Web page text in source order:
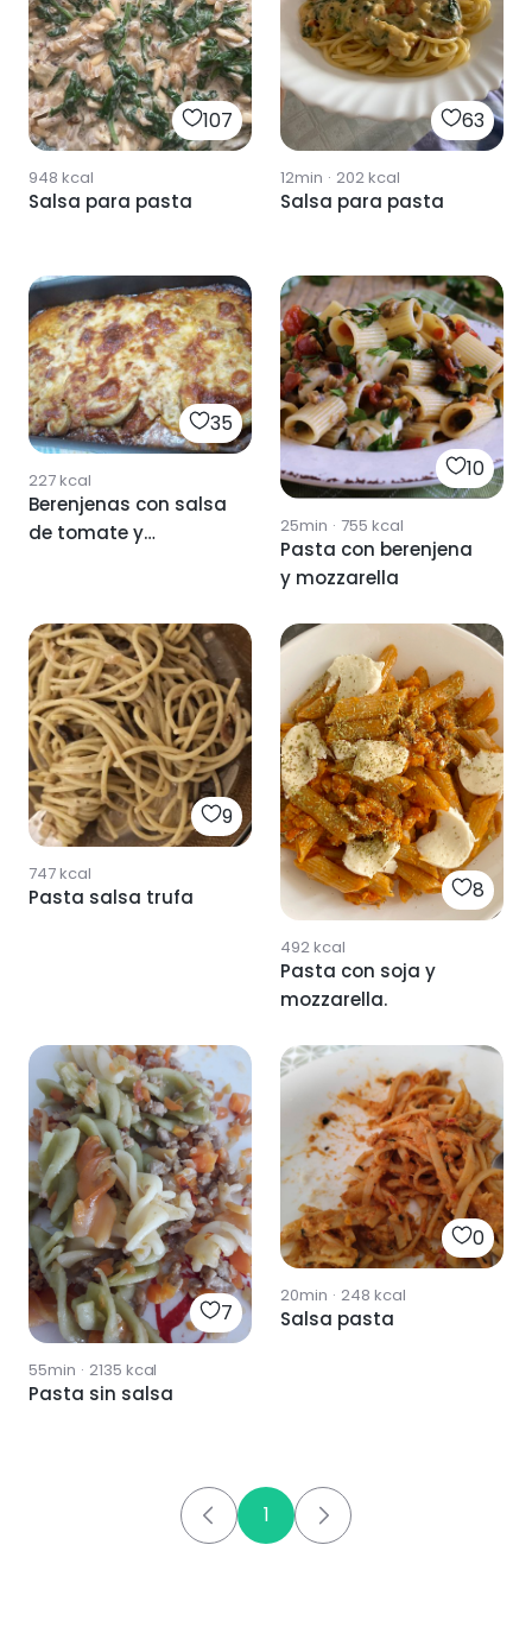
107
948 kcal
Salsa para pasta
63
12min · 202kcal
Salsa para pasta
35
227kcal
Berenjenas con salsa
de tomate y
10
25min · 755 kcal
Pasta con berenjena
y mozzarella
9
747kcal
Pasta salsa trufa 8
492kcal
Pasta con soja y
mozzarella.
7
55min · 2135 kcal
Pasta sin salsa
0
20min · 248 kcal
Salsa pasta
1